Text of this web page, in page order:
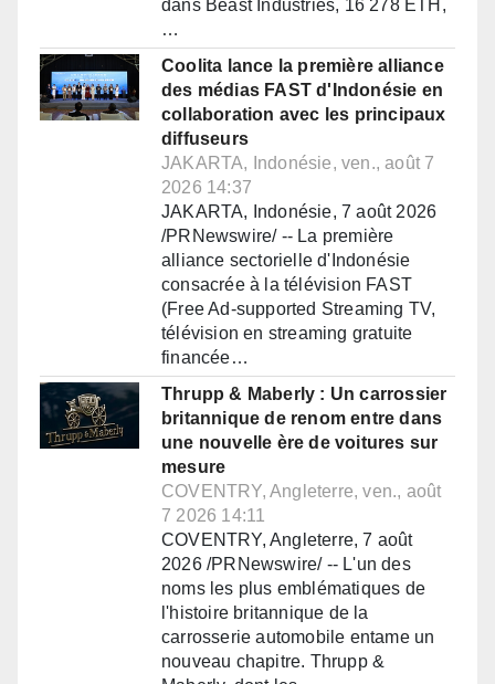
dans Beast Industries, 16 278 ETH,
…
Coolita lance la première alliance
des médias FAST d'Indonésie en
collaboration avec les principaux
diffuseurs
JAKARTA, Indonésie, ven., août 7
2026 14:37
JAKARTA, Indonésie, 7 août 2026
/PRNewswire/ -- La première
alliance sectorielle d'Indonésie
consacrée à la télévision FAST
(Free Ad-supported Streaming TV,
télévision en streaming gratuite
financée…
Thrupp & Maberly : Un carrossier
britannique de renom entre dans
une nouvelle ère de voitures sur
mesure
COVENTRY, Angleterre, ven., août
7 2026 14:11
COVENTRY, Angleterre, 7 août
2026 /PRNewswire/ -- L'un des
noms les plus emblématiques de
l'histoire britannique de la
carrosserie automobile entame un
nouveau chapitre. Thrupp &